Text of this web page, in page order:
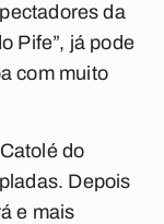
da
Pife”, já pode
com muito
do
Depois
e mais